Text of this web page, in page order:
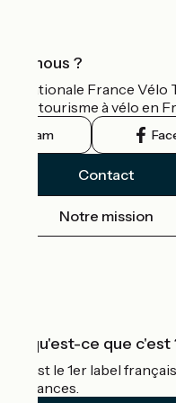
nous ?
nationale France Vélo
du tourisme à vélo en
Instagram
Contact
Notre mission
qu'est-ce que c'est
c'est le 1er label
vacances.